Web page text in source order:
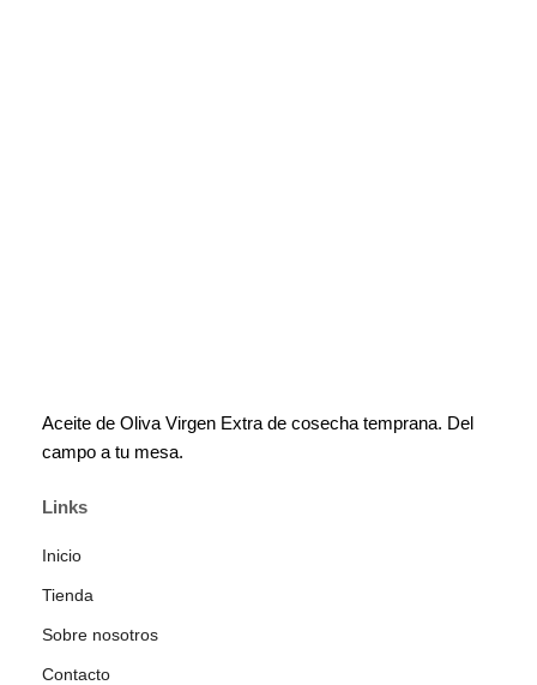
Aceite de Oliva Virgen Extra de cosecha temprana. Del
campo a tu mesa.
Links
Inicio
Tienda
Sobre nosotros
Contacto